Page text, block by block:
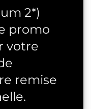
2*)
promo
votre
remise